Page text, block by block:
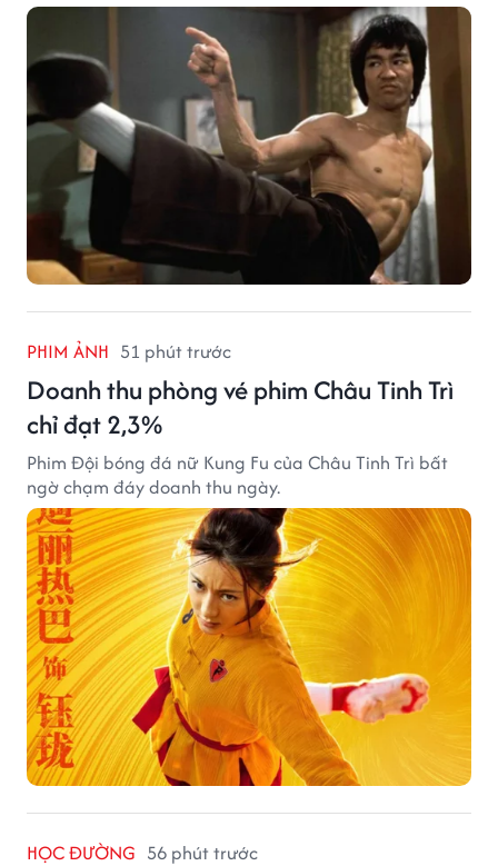
PHIM ẢNH 51 phút trước
Doanh thu phòng vé phim Châu Tinh Trì
chỉ đạt 2,3%
Phim Đội bóng đá nữ Kung Fu của Châu Tinh Trì bất
ngờ chạm đáy doanh thu ngày.
HỌC ĐƯỜNG 56 phút trước